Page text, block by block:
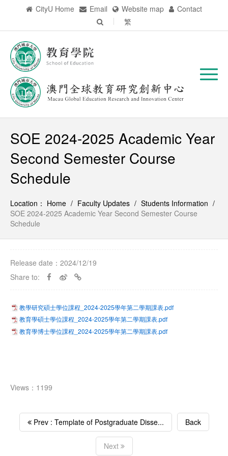
CityU Home Email Website map
Contact
繁
SOE 2024-2025 Academic Year
Second Semester Course
Schedule
Location： Home / Faculty Updates / Students Information /
SOE 2024-2025 Academic Year Second Semester Course
Schedule
Release date：2024/12/19
Share to:
教學研究碩士學位課程_2024-2025學年第二學期課表.pdf
教育學碩士學位課程_2024-2025學年第二學期課表.pdf
教育學博士學位課程_2024-2025學年第二學期課表.pdf
Views：1199
Prev : Template of Postgraduate Disse... Back
Next